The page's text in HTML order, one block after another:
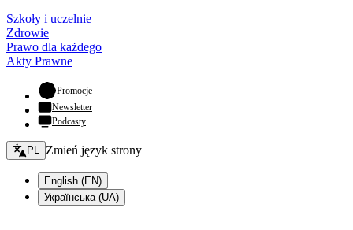
Szkoły i uczelnie
Zdrowie
Prawo dla każdego
Akty Prawne
Promocje- otwiera się w nowej karcie
Newsletter
Podcasty
Zmień język - bieżący:
PL Zmień język strony
English (EN)
Українська (UA)